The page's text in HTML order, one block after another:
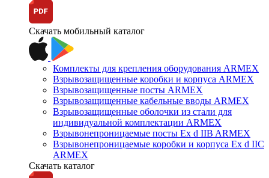
Скачать мобильный каталог
Комплекты для крепления оборудования ARMEX
Взрывозащищенные коробки и корпуса ARMEX
Взрывозащищенные посты ARMEX
Взрывозащищенные кабельные вводы ARMEX
Взрывозащищенные оболочки из стали для
индивидуальной комплектации ARMEX
Взрывонепроницаемые посты Ex d IIB ARMEX
Взрывонепроницаемые коробки и корпуса Ex d IIС
ARMEX
Скачать каталог